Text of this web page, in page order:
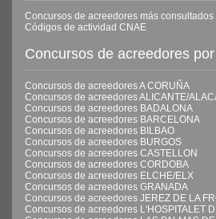
Concursos de acreedores más consultados
Códigos de actividad CNAE
Concursos de acreedores
Concursos de acreedores A CORUÑA
Concursos de acreedores ALICANTE/
Concursos de acreedores BADALONA
Concursos de acreedores BARCELONA
Concursos de acreedores BILBAO
Concursos de acreedores BURGOS
Concursos de acreedores CASTELLON
Concursos de acreedores CORDOBA
Concursos de acreedores ELCHE/ELX
Concursos de acreedores GRANADA
Concursos de acreedores JEREZ DE LA
Concursos de acreedores L'HOSPITALET